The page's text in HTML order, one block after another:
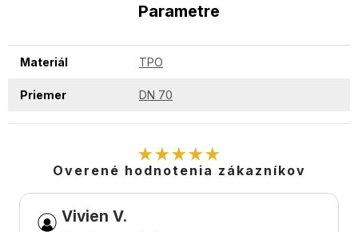
Parametre
Materiál TPO
Priemer DN 70
★★★★★
Overené hodnotenia zákazníkov
Vivien V.